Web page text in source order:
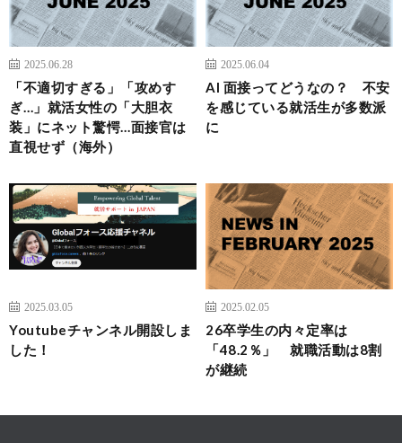
2025.06.28
「不適切すぎる」「攻めす
ぎ…」就活女性の「大胆衣
装」にネット驚愕…面接官は
直視せず（海外）
2025.06.04
AI 面接ってどうなの？ 不安
を感じている就活生が多数派
に
2025.03.05
Youtubeチャンネル開設しま
した！
2025.02.05
26卒学生の内々定率は
「48.2％」 就職活動は8割
が継続